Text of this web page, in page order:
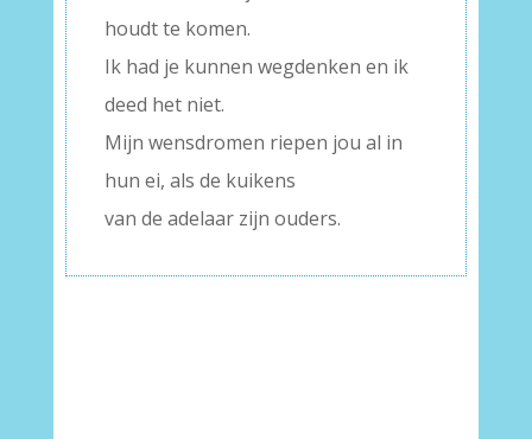
houdt te komen.
Ik had je kunnen wegdenken en ik
deed het niet.
Mijn wensdromen riepen jou al in
hun ei, als de kuikens
van de adelaar zijn ouders.